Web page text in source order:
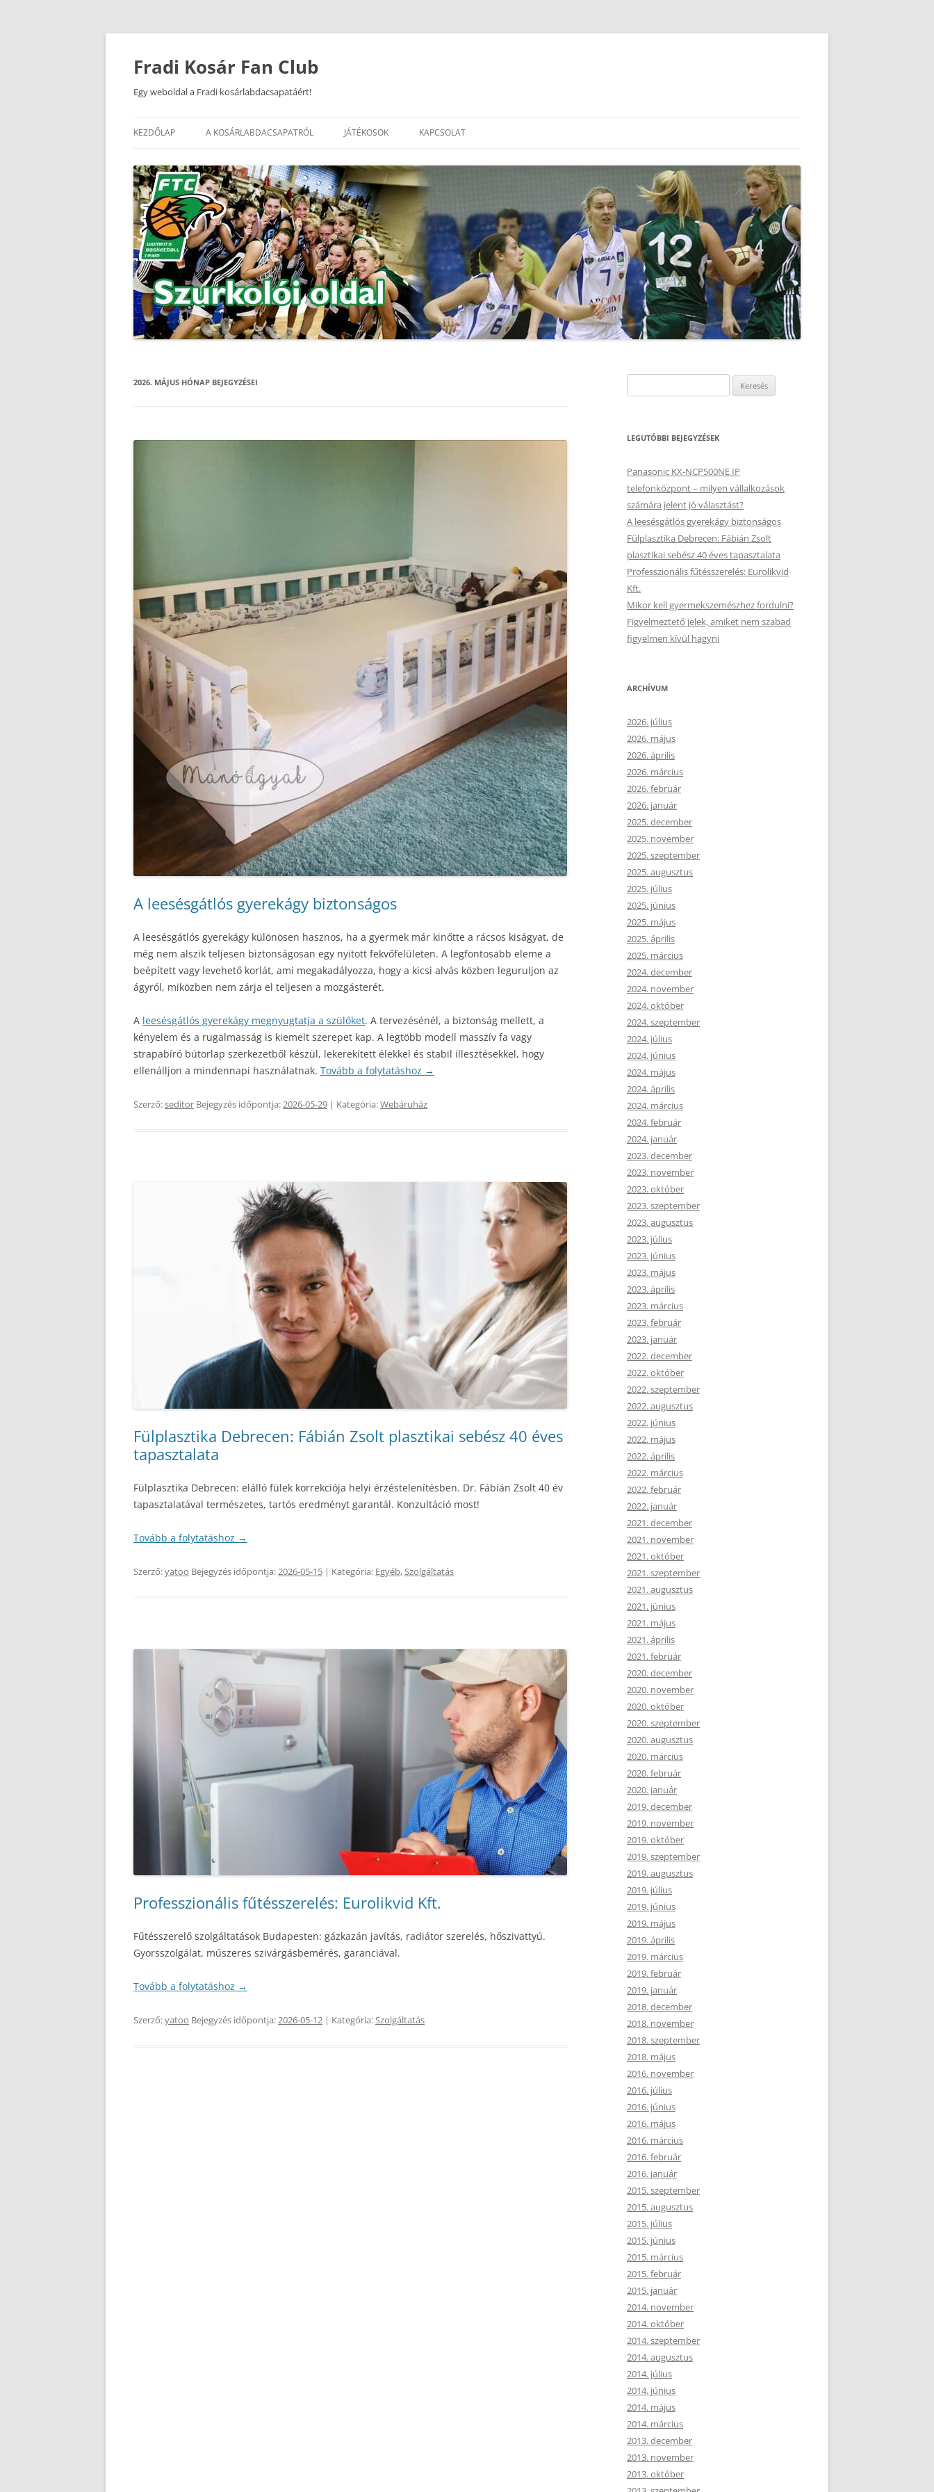
Kilépés
tartalomba
Fradi Kosár Fan Club
Egy weboldal a Fradi kosárlabdacsapatáért!
KEZDŐLAP A KOSÁRLABDACSAPATRÓL JÁTÉKOSOK KAPCSOLAT
2026. MÁJUS HÓNAP BEJEGYZÉSEI
A leesésgátlós gyerekágy biztonságos
A leesésgátlós gyerekágy különösen hasznos, ha a gyermek már kinőtte a rácsos kiságyat, de
még nem alszik teljesen biztonságosan egy nyitott fekvőfelületen. A legfontosabb eleme a
beépített vagy levehető korlát, ami megakadályozza, hogy a kicsi alvás közben leguruljon az
ágyról, miközben nem zárja el teljesen a mozgásterét.
A leesésgátlós gyerekágy megnyugtatja a szülőket. A tervezésénél, a biztonság mellett, a
kényelem és a rugalmasság is kiemelt szerepet kap. A legtöbb modell masszív fa vagy
strapabíró bútorlap szerkezetből készül, lekerekített élekkel és stabil illesztésekkel, hogy
ellenálljon a mindennapi használatnak. Tovább a folytatáshoz →
Szerző:seditor Bejegyzés időpontja:2026-05-29 | Kategória:Webáruház
Fülplasztika Debrecen: Fábián Zsolt plasztikai sebész 40 éves
tapasztalata
Fülplasztika Debrecen: elálló fülek korrekciója helyi érzéstelenítésben. Dr. Fábián Zsolt 40 év
tapasztalatával természetes, tartós eredményt garantál. Konzultáció most!
Tovább a folytatáshoz →
Szerző:yatoo Bejegyzés időpontja:2026-05-15 | Kategória: Egyéb,Szolgáltatás
Professzionális fűtésszerelés: Eurolikvid Kft.
Fűtésszerelő szolgáltatások Budapesten: gázkazán javítás, radiátor szerelés, hőszivattyú.
Gyorsszolgálat, műszeres szivárgásbemérés, garanciával.
Tovább a folytatáshoz →
Szerző:yatoo Bejegyzés időpontja:2026-05-12 | Kategória:Szolgáltatás
LEGUTÓBBI BEJEGYZÉSEK
Panasonic KX-NCP500NE IP
telefonközpont – milyen vállalkozások
számára jelent jó választást?
A leesésgátlós gyerekágy biztonságos
Fülplasztika Debrecen: Fábián Zsolt
plasztikai sebész 40 éves tapasztalata
Professzionális fűtésszerelés: Eurolikvid
Kft.
Mikor kell gyermekszemészhez fordulni?
Figyelmeztető jelek, amiket nem szabad
figyelmen kívül hagyni
ARCHÍVUM
2026. július
2026. május
2026. április
2026. március
2026. február
2026. január
2025. december
2025. november
2025. szeptember
2025. augusztus
2025. július
2025. június
2025. május
2025. április
2025. március
2024. december
2024. november
2024. október
2024. szeptember
2024. július
2024. június
2024. május
2024. április
2024. március
2024. február
2024. január
2023. december
2023. november
2023. október
2023. szeptember
2023. augusztus
2023. július
2023. június
2023. május
2023. április
2023. március
2023. február
2023. január
2022. december
2022. október
2022. szeptember
2022. augusztus
2022. június
2022. május
2022. április
2022. március
2022. február
2022. január
2021. december
2021. november
2021. október
2021. szeptember
2021. augusztus
2021. június
2021. május
2021. április
2021. február
2020. december
2020. november
2020. október
2020. szeptember
2020. augusztus
2020. március
2020. február
2020. január
2019. december
2019. november
2019. október
2019. szeptember
2019. augusztus
2019. július
2019. június
2019. május
2019. április
2019. március
2019. február
2019. január
2018. december
2018. november
2018. szeptember
2018. május
2016. november
2016. július
2016. június
2016. május
2016. március
2016. február
2016. január
2015. szeptember
2015. augusztus
2015. július
2015. június
2015. március
2015. február
2015. január
2014. november
2014. október
2014. szeptember
2014. augusztus
2014. július
2014. június
2014. május
2014. március
2013. december
2013. november
2013. október